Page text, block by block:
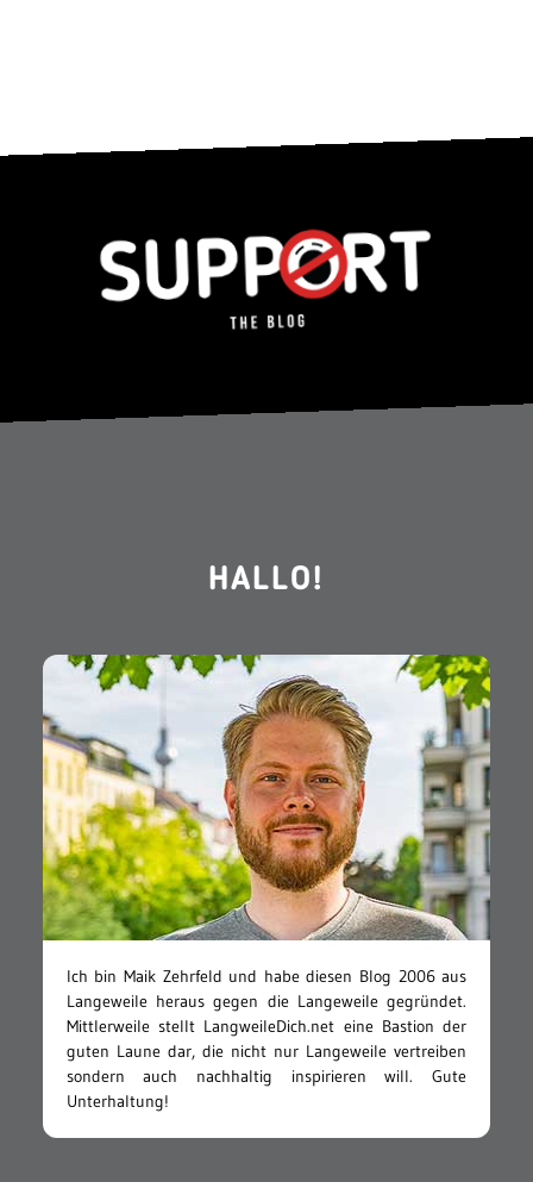
HALLO!
Ich bin Maik Zehrfeld und habe diesen Blog 2006 aus
Langeweile heraus gegen die Langeweile gegründet.
Mittlerweile stellt LangweileDich.net eine Bastion der
guten Laune dar, die nicht nur Langeweile vertreiben
sondern auch nachhaltig inspirieren will. Gute
Unterhaltung!